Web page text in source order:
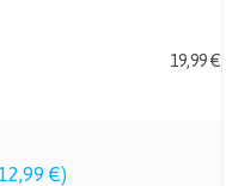
19,99 €
€)